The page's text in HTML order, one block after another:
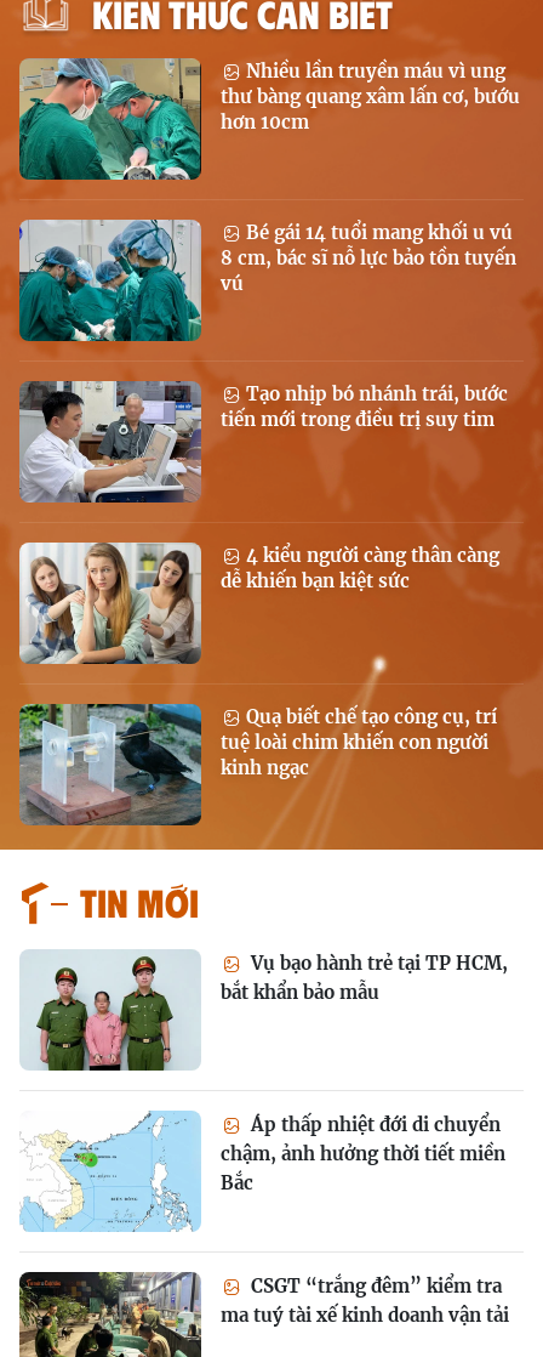
KIẾN THỨC CẦN BIẾT
Nhiều lần truyền máu vì ung
thư bàng quang xâm lấn cơ, bướu
hơn 10cm
Bé gái 14 tuổi mang khối u vú
8 cm, bác sĩ nỗ lực bảo tồn tuyến
vú
Tạo nhịp bó nhánh trái, bước
tiến mới trong điều trị suy tim
4 kiểu người càng thân càng
dễ khiến bạn kiệt sức
Quạ biết chế tạo công cụ, trí
tuệ loài chim khiến con người
kinh ngạc
Tin mới
Vụ bạo hành trẻ tại TP HCM,
bắt khẩn bảo mẫu
Áp thấp nhiệt đới di chuyển
chậm, ảnh hưởng thời tiết miền
Bắc
CSGT “trắng đêm” kiểm tra
ma tuý tài xế kinh doanh vận tải